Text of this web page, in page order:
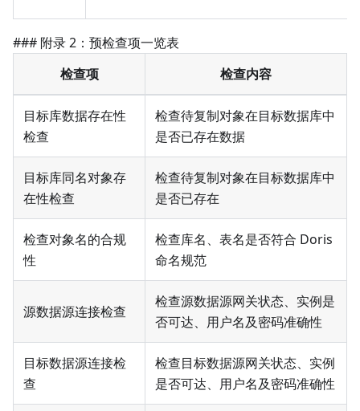
### 附录 2：预检查项一览表
检查项
检查内容
目标库数据存在性
检查
检查待复制对象在目标数据库中
是否已存在数据
目标库同名对象存
在性检查
检查待复制对象在目标数据库中
是否已存在
检查对象名的合规
性
检查库名、表名是否符合 Doris
命名规范
源数据源连接检查
检查源数据源网关状态、实例是
否可达、用户名及密码准确性
目标数据源连接检
查
检查目标数据源网关状态、实例
是否可达、用户名及密码准确性